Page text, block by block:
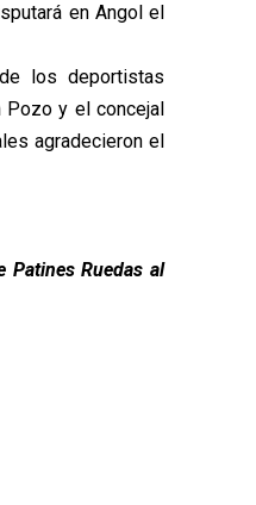
en Angol el
los deportistas
y el concejal
agradecieron el
Patines Ruedas al